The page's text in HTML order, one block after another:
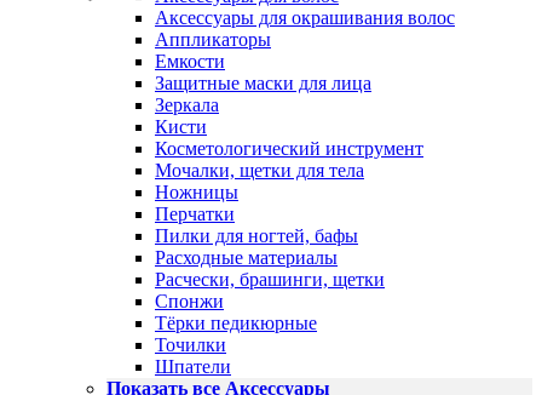
Аксессуары для окрашивания волос
Аппликаторы
Емкости
Защитные маски для лица
Зеркала
Кисти
Косметологический инструмент
Мочалки, щетки для тела
Ножницы
Перчатки
Пилки для ногтей, бафы
Расходные материалы
Расчески, брашинги, щетки
Спонжи
Тёрки педикюрные
Точилки
Шпатели
Показать все Аксессуары